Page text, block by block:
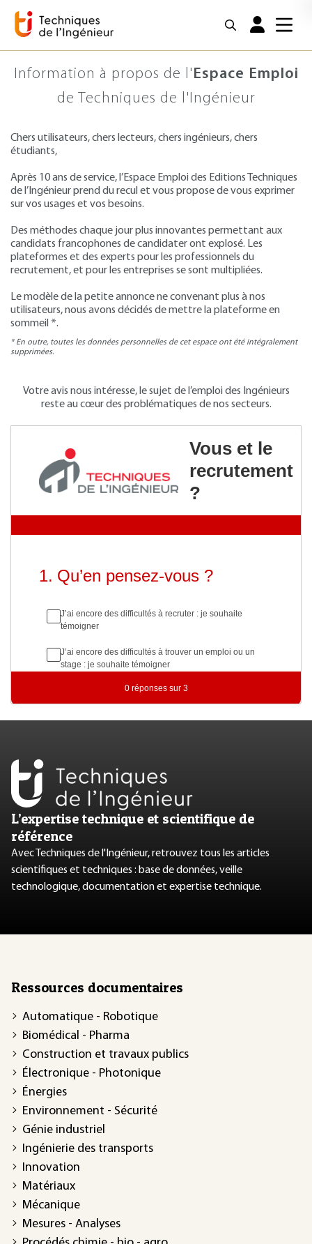
Information à propos de l'Espace Emploi
de Techniques de l'Ingénieur
Chers utilisateurs, chers lecteurs, chers ingénieurs, chers
étudiants,
Après 10 ans de service, l’Espace Emploi des Editions Techniques
de l’Ingénieur prend du recul et vous propose de vous exprimer
sur vos usages et vos besoins.
Des méthodes chaque jour plus innovantes permettant aux
candidats francophones de candidater ont explosé. Les
plateformes et des experts pour les professionnels du
recrutement, et pour les entreprises se sont multipliées.
Le modèle de la petite annonce ne convenant plus à nos
utilisateurs, nous avons décidés de mettre la plateforme en
sommeil *.
* En outre, toutes les données personnelles de cet espace ont été intégralement
supprimées.
Votre avis nous intéresse, le sujet de l’emploi des Ingénieurs
reste au cœur des problématiques de nos secteurs.
L’expertise technique et scientifique de
référence
Avec Techniques de l'Ingénieur, retrouvez tous les articles
scientifiques et techniques : base de données, veille
technologique, documentation et expertise technique.
Ressources documentaires
Automatique - Robotique
Biomédical - Pharma
Construction et travaux publics
Électronique - Photonique
Énergies
Environnement - Sécurité
Génie industriel
Ingénierie des transports
Innovation
Matériaux
Mécanique
Mesures - Analyses